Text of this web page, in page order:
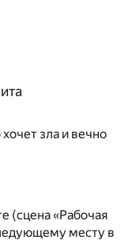
зла и вечно
(сцена «Рабочая
месту в